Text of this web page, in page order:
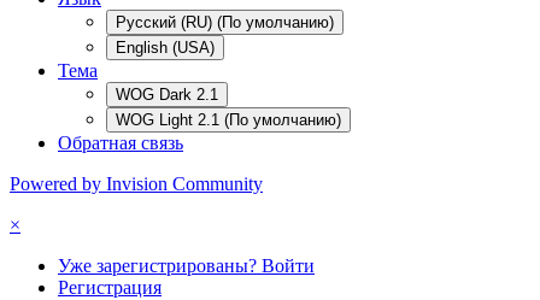
Русский (RU) (По умолчанию)
English (USA)
Тема
WOG Dark 2.1
WOG Light 2.1 (По умолчанию)
Обратная связь
Powered by Invision Community
×
Уже зарегистрированы? Войти
Регистрация